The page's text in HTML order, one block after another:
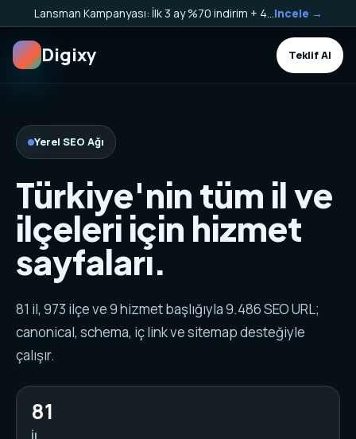
Incele →
Digixy Teklif Al
Yerel SEO Ağı
Türkiye'nin tüm il ve
ilçeleri için hizmet
sayfaları.
81 il, 973 ilçe ve 9 hizmet başlığıyla 9.486 SEO URL;
canonical, schema, iç link ve sitemap desteğiyle
çalışır.
81
İl